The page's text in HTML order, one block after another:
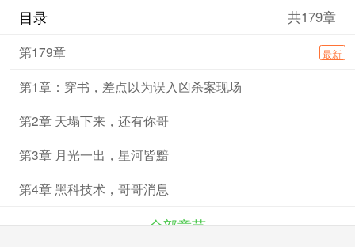
统，被迫点亮了科技点。 基因液、全息技术、智脑.... 一
界将被毁灭。 白荼:我男朋友的世界，我看哪个阿猫阿狗
目录 共179章
第179章 最新
第1章：穿书，差点以为误入凶杀案现场
第2章 天塌下来，还有你哥
第3章 月光一出，星河皆黯
第4章 黑科技术，哥哥消息
全部章节